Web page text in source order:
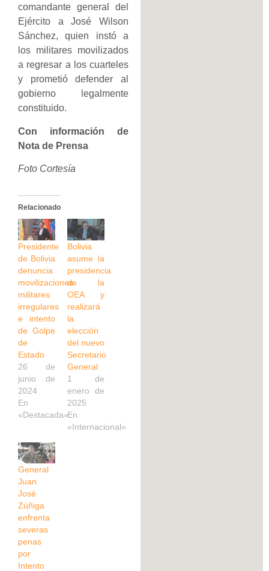
comandante general del
Ejército a José Wilson
Sánchez, quien instó a
los militares movilizados
a regresar a los cuarteles
y prometió defender al
gobierno legalmente
constituido.
Con información de
Nota de Prensa
Foto Cortesía
Relacionado
Presidente
de Bolivia
denuncia
movilizaciones
militares
irregulares
e intento
de Golpe
de
Estado
26 de
junio de
2024
En
«Destacada»
Bolivia
asume la
presidencia
de la
OEA y
realizará
la
elección
del nuevo
Secretario
General
1 de
enero de
2025
En
«Internacional»
General
Juan
José
Zúñiga
enfrenta
severas
penas
por
Intento